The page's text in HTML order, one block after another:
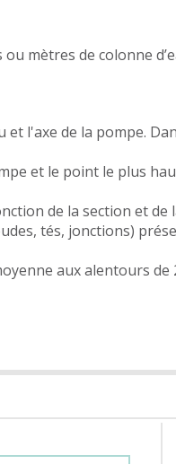
mètres de colonne
l'axe de la pompe.
et le point le plus
de la section et
tés, jonctions)
aux alentours de